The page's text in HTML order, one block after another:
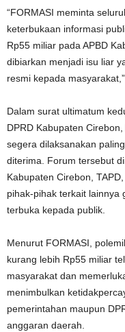
“FORMASI meminta
keterbukaan informasi
Rp55 miliar pada APBD
dibiarkan menjadi isu liar
resmi kepada
Dalam surat ultimatum
DPRD Kabupaten
segera dilaksanakan
diterima. Forum tersebut
Kabupaten Cirebon,
pihak-pihak terkait lainnya
terbuka kepada publik.
Menurut FORMASI,
kurang lebih Rp55 miliar
masyarakat dan
menimbulkan
pemerintahan maupun
anggaran daerah.